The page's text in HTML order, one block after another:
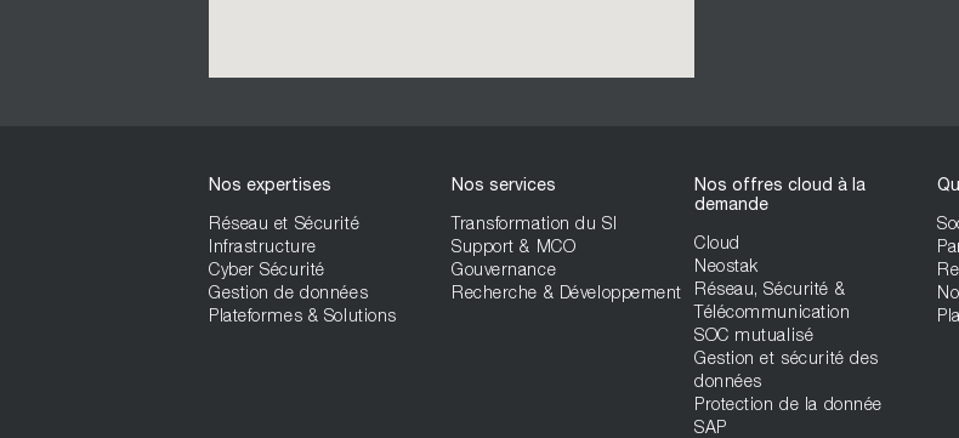
Nos expertises
Réseau et Sécurité
Infrastructure
Cyber Sécurité
Gestion de données
Plateformes & Solutions
Nos services
Transformation du SI
Support & MCO
Gouvernance
Recherche & Développement
Nos offres cloud à la
demande
Cloud
Neostak
Réseau, Sécurité &
Télécommunication
SOC mutualisé
Gestion et sécurité des
données
Protection de la donnée
SAP